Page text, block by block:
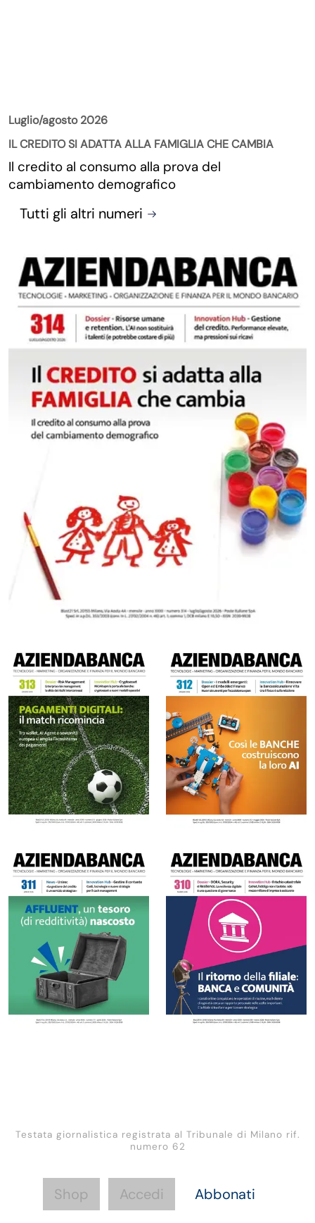
Luglio/agosto 2026
IL CREDITO SI ADATTA ALLA FAMIGLIA CHE CAMBIA
Il credito al consumo alla prova del
cambiamento demografico
Tutti gli altri numeri
Testata giornalistica registrata al Tribunale di Milano rif.
numero 62
Shop Accedi Abbonati